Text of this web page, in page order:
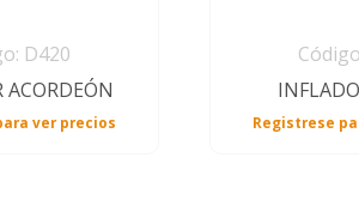
D420
ACORDEÓN
ver precios Registrese